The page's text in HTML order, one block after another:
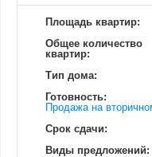
Площадь квартир:
Общее количество
квартир:
Тип дома:
Готовность:
Продажа на
Срок сдачи:
Виды предложений: